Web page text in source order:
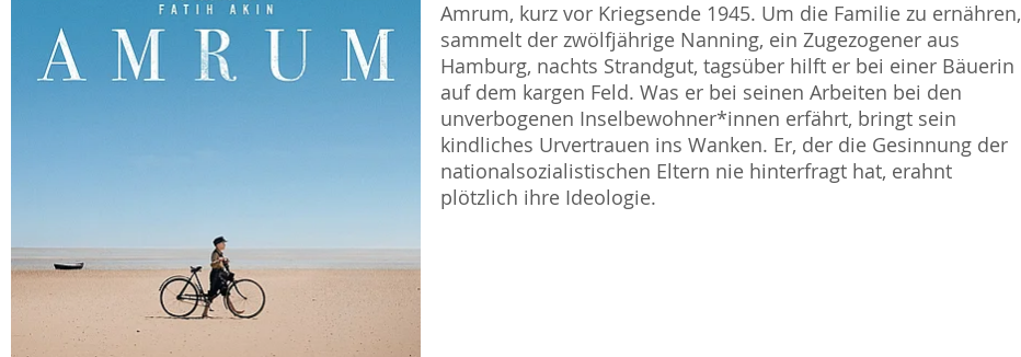
Amrum, kurz vor Kriegsende 1945. Um die Familie zu ernähren,
sammelt der zwölfjährige Nanning, ein Zugezogener aus
Hamburg, nachts Strandgut, tagsüber hilft er bei einer Bäuerin
auf dem kargen Feld. Was er bei seinen Arbeiten bei den
unverbogenen Inselbewohner*innen erfährt, bringt sein
kindliches Urvertrauen ins Wanken. Er, der die Gesinnung der
nationalsozialistischen Eltern nie hinterfragt hat, erahnt
plötzlich ihre Ideologie.